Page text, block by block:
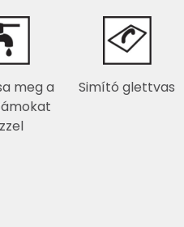
meg a
Simító glettvas